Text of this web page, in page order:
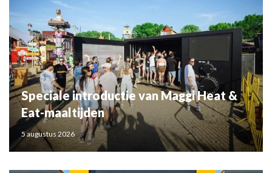
Speciale introductie van Maggi Heat &
Eat-maaltijden
5 augustus 2026